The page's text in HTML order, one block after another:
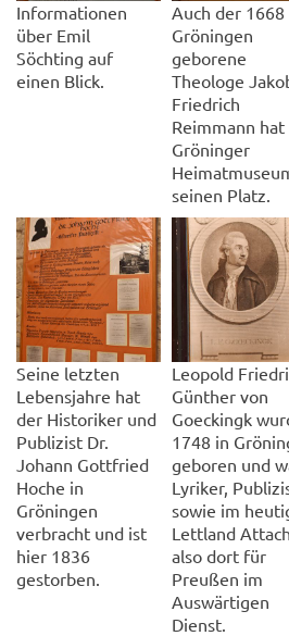
Informationen
über Emil
Söchting auf
einen Blick.
Auch der 1668
Gröningen
geborene
Theologe
Friedrich
Reimmann hat
Gröninger
seinen Platz.
Seine letzten
Lebensjahre hat
der Historiker und
Publizist Dr.
Johann Gottfried
Hoche in
Gröningen
verbracht und ist
hier 1836
gestorben.
Leopold
Günther von
Goeckingk
1748 in
geboren und
Lyriker,
sowie im
Lettland
also dort für
Preußen im
Auswärtigen
Dienst.